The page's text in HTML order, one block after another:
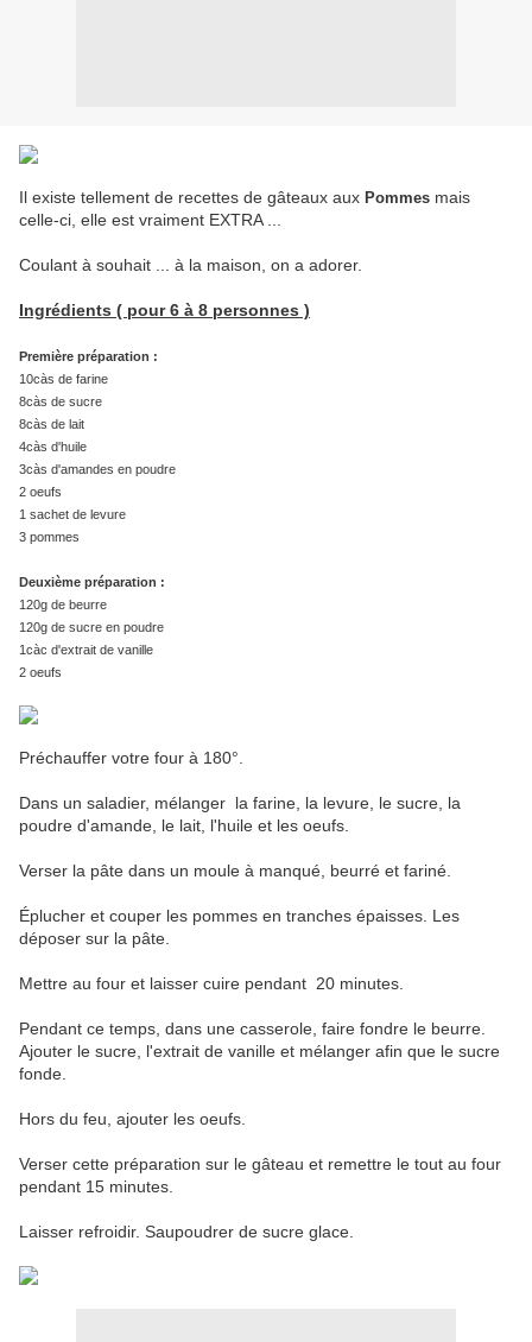
Il existe tellement de recettes de gâteaux aux Pommes mais
celle-ci, elle est vraiment EXTRA ...
Coulant à souhait ... à la maison, on a adorer.
Ingrédients ( pour 6 à 8 personnes )
Première préparation :
10càs de farine
8càs de sucre
8càs de lait
4càs d'huile
3càs d'amandes en poudre
2 oeufs
1 sachet de levure
3 pommes
Deuxième préparation :
120g de beurre
120g de sucre en poudre
1càc d'extrait de vanille
2 oeufs
Préchauffer votre four à 180°.
Dans un saladier, mélanger la farine, la levure, le sucre, la
poudre d'amande, le lait, l'huile et les oeufs.
Verser la pâte dans un moule à manqué, beurré et fariné.
Éplucher et couper les pommes en tranches épaisses. Les
déposer sur la pâte.
Mettre au four et laisser cuire pendant 20 minutes.
Pendant ce temps, dans une casserole, faire fondre le beurre.
Ajouter le sucre, l'extrait de vanille et mélanger afin que le sucre
fonde.
Hors du feu, ajouter les oeufs.
Verser cette préparation sur le gâteau et remettre le tout au four
pendant 15 minutes.
Laisser refroidir. Saupoudrer de sucre glace.